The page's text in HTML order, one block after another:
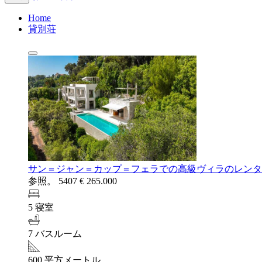
Home
貸別荘
サン＝ジャン＝カップ＝フェラでの高級ヴィラのレン
参照。 5407 € 265.000
5 寝室
7 バスルーム
600 平方メートル